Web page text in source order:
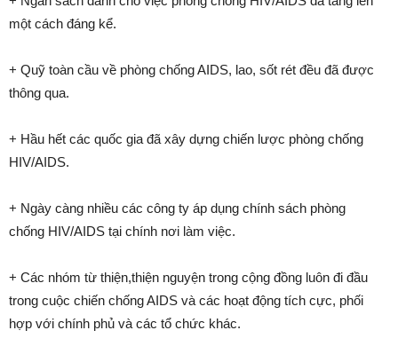
một cách đáng kể.
+ Quỹ toàn cầu về phòng chống AIDS, lao, sốt rét đều đã được
thông qua.
+ Hầu hết các quốc gia đã xây dựng chiến lược phòng chống
HIV/AIDS.
+ Ngày càng nhiều các công ty áp dụng chính sách phòng
chống HIV/AIDS tại chính nơi làm việc.
+ Các nhóm từ thiện,thiện nguyện trong cộng đồng luôn đi đầu
trong cuộc chiến chống AIDS và các hoạt động tích cực, phối
hợp với chính phủ và các tổ chức khác.